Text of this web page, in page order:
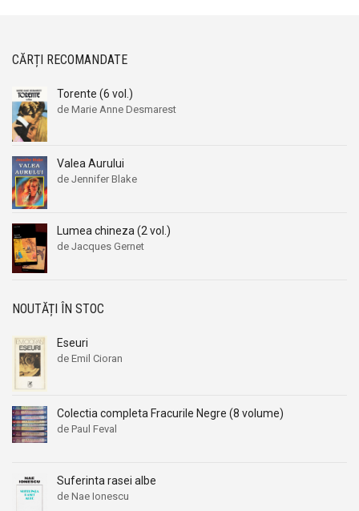
CĂRȚI RECOMANDATE
Torente (6 vol.)
de Marie Anne Desmarest
Valea Aurului
de Jennifer Blake
Lumea chineza (2 vol.)
de Jacques Gernet
NOUTĂȚI ÎN STOC
Eseuri
de Emil Cioran
Colectia completa Fracurile Negre (8 volume)
de Paul Feval
Suferinta rasei albe
de Nae Ionescu